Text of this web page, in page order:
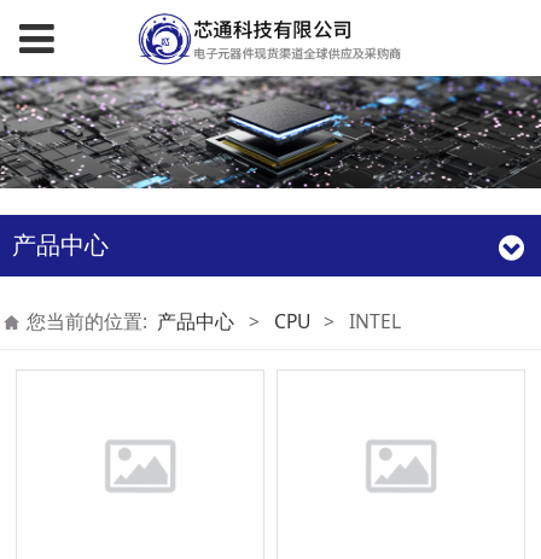
产品中心
您当前的位置: 产品中心 > CPU > INTEL